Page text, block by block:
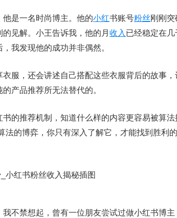
是一名时尚博主。他的小红书账号粉丝刚刚突
见解。小王告诉我，他的月 收入 已经稳定在几
我发现他的成功并非偶然。
服，还会讲述自己搭配这些衣服背后的故事，
产品推荐所无法替代的。
的推荐机制，知道什么样的内容更容易被算法
法的博弈，你只有深入了解它，才能找到胜利
不禁想起，曾有一位朋友尝试过做小红书博主